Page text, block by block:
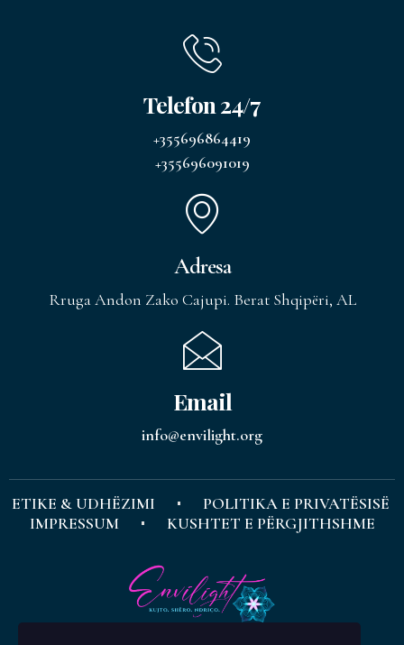
Telefon 24/7
+355696864419
+355696091019
Adresa
Rruga Andon Zako Cajupi. Berat Shqipëri, AL
Email
info@envilight.org
ETIKE & UDHËZIMI
POLITIKA E PRIVATËSISË
IMPRESSUM
KUSHTET E PËRGJITHSHME